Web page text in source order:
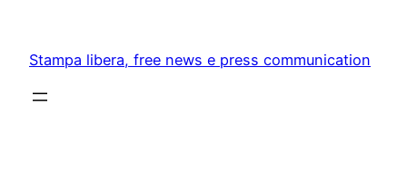
content
Stampa libera, free news e press communication